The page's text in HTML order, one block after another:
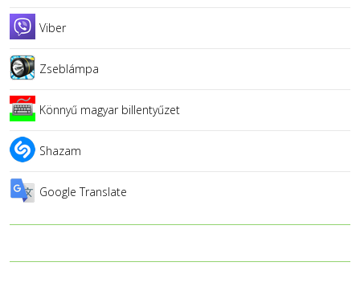
Viber
Zseblámpa
Könnyű magyar billentyűzet
Shazam
Google Translate